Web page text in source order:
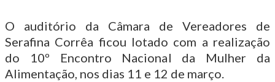
O auditório da Câmara de Vereadores de
Serafina Corrêa ficou lotado com a realização
do 10º Encontro Nacional da Mulher da
Alimentação, nos dias 11 e 12 de março.